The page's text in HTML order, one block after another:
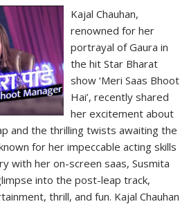
Kajal Chauhan,
renowned for her
portrayal of Gaura in
the hit Star Bharat
show ‘Meri Saas Bhoot
Hai’, recently shared
her excitement about
and the thrilling twists awaiting the
for her impeccable acting skills
with her on-screen saas, Susmita
into the post-leap track,
thrill, and fun. Kajal Chauhan